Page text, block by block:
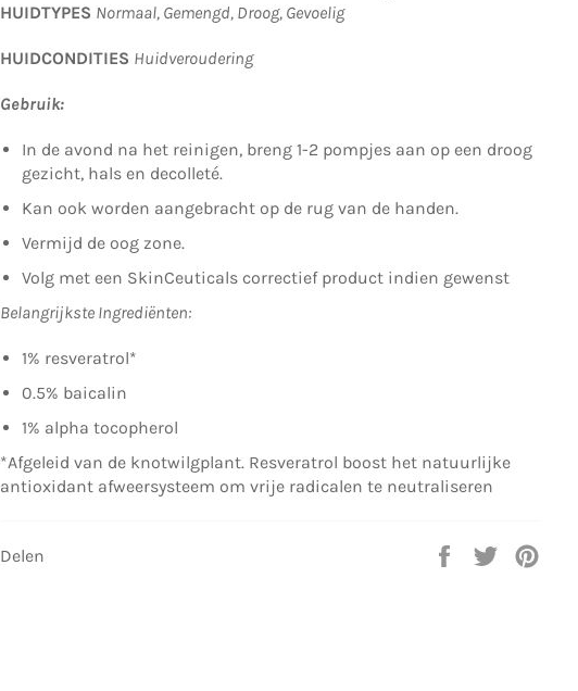
HUIDTYPES Normaal, Gemengd, Droog, Gevoelig
HUIDCONDITIES Huidveroudering
Gebruik:
In de avond na het reinigen, breng 1-2 pompjes aan op een droog
gezicht, hals en decolleté.
Kan ook worden aangebracht op de rug van de handen.
Vermijd de oog zone.
Volg met een SkinCeuticals correctief product indien gewenst
Belangrijkste Ingrediënten:
1% resveratrol*
0.5% baicalin
1% alpha tocopherol
*Afgeleid van de knotwilgplant. Resveratrol boost het natuurlijke
antioxidant afweersysteem om vrije radicalen te neutraliseren
Delen
Delen
Twitteren